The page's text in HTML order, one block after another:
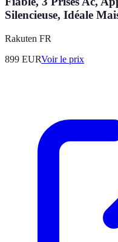
Silencieuse, Idéale
Rakuten FR
899 EURVoir le prix